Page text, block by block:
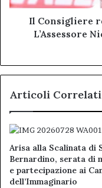
vive
Il Consigliere
L’Assessore
Articoli Correlati
Arisa alla Scalinata di
Bernardino, serata di
e partecipazione ai
dell’Immaginario